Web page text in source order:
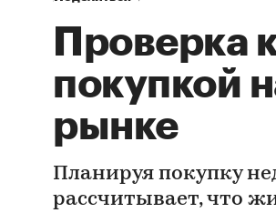
Проверка
покупкой
рынке
Планируя покупку
рассчитывает, что